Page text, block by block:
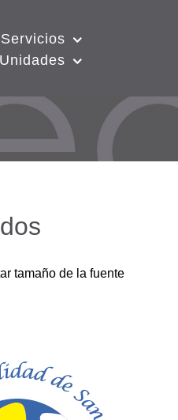
Unidades
tamaño de la fuente